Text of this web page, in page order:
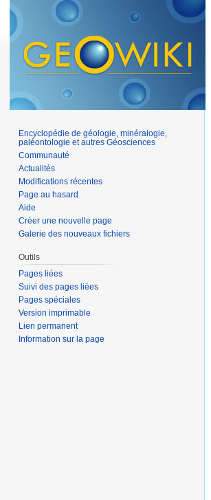
Encyclopédie de géologie, minéralogie,
paléontologie et autres Géosciences
Communauté
Actualités
Modifications récentes
Page au hasard
Aide
Créer une nouvelle page
Galerie des nouveaux fichiers
Outils
Pages liées
Suivi des pages liées
Pages spéciales
Version imprimable
Lien permanent
Information sur la page